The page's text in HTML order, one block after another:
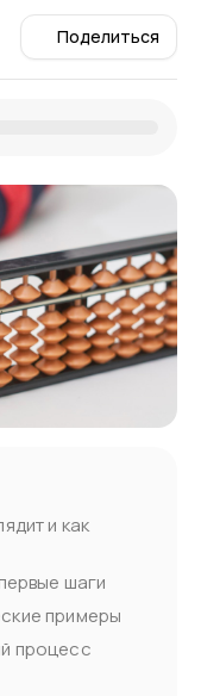
Поделиться
и как
шаги
примеры
процесс